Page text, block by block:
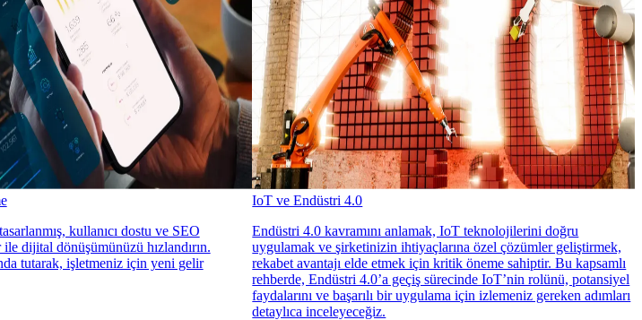
kullanıcı dostu ve SEO
dijital dönüşümünüzü hızlandırın.
tutarak, işletmeniz için yeni gelir
IoT ve Endüstri 4.0
Endüstri 4.0 kavramını anlamak, IoT teknolojilerini doğru
uygulamak ve şirketinizin ihtiyaçlarına özel çözümler geliştirmek,
rekabet avantajı elde etmek için kritik öneme sahiptir. Bu kapsamlı
rehberde, Endüstri 4.0’a geçiş sürecinde IoT’nin rolünü, potansiyel
faydalarını ve başarılı bir uygulama için izlemeniz gereken adımları
detaylıca inceleyeceğiz.